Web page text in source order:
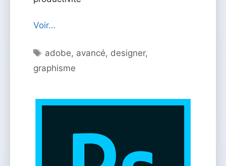
Voir…
Étiquettes
adobe, avancé, designer,
graphisme